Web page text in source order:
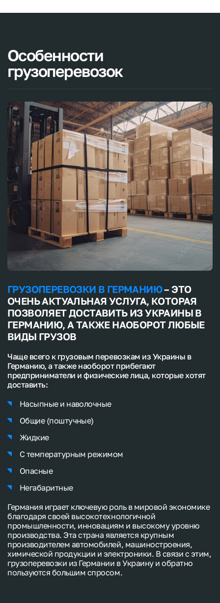
Особенности
грузоперевозок
ГРУЗОПЕРЕВОЗКИ В ГЕРМАНИЮ– ЭТО
ОЧЕНЬ АКТУАЛЬНАЯ УСЛУГА, КОТОРАЯ
ПОЗВОЛЯЕТ ДОСТАВИТЬ ИЗ УКРАИНЫ В
ГЕРМАНИЮ, А ТАКЖЕ НАОБОРОТ ЛЮБЫЕ
ВИДЫ ГРУЗОВ
Чаще всего к грузовым перевозкам из Украины в
Германию, а также наоборот прибегают
предприниматели и физические лица, которые хотят
доставить:
Насыпные и наволочные
Общие (поштучные)
Жидкие
С температурным режимом
Опасные
Негабаритные
Германия играет ключевую роль в мировой экономике
благодаря своей высокотехнологичной
промышленности, инновациям и высокому уровню
производства. Эта страна является крупным
производителем автомобилей, машиностроения,
химической продукции и электроники. В связи с этим,
грузоперевозки из Германии в Украину и обратно
пользуются большим спросом.